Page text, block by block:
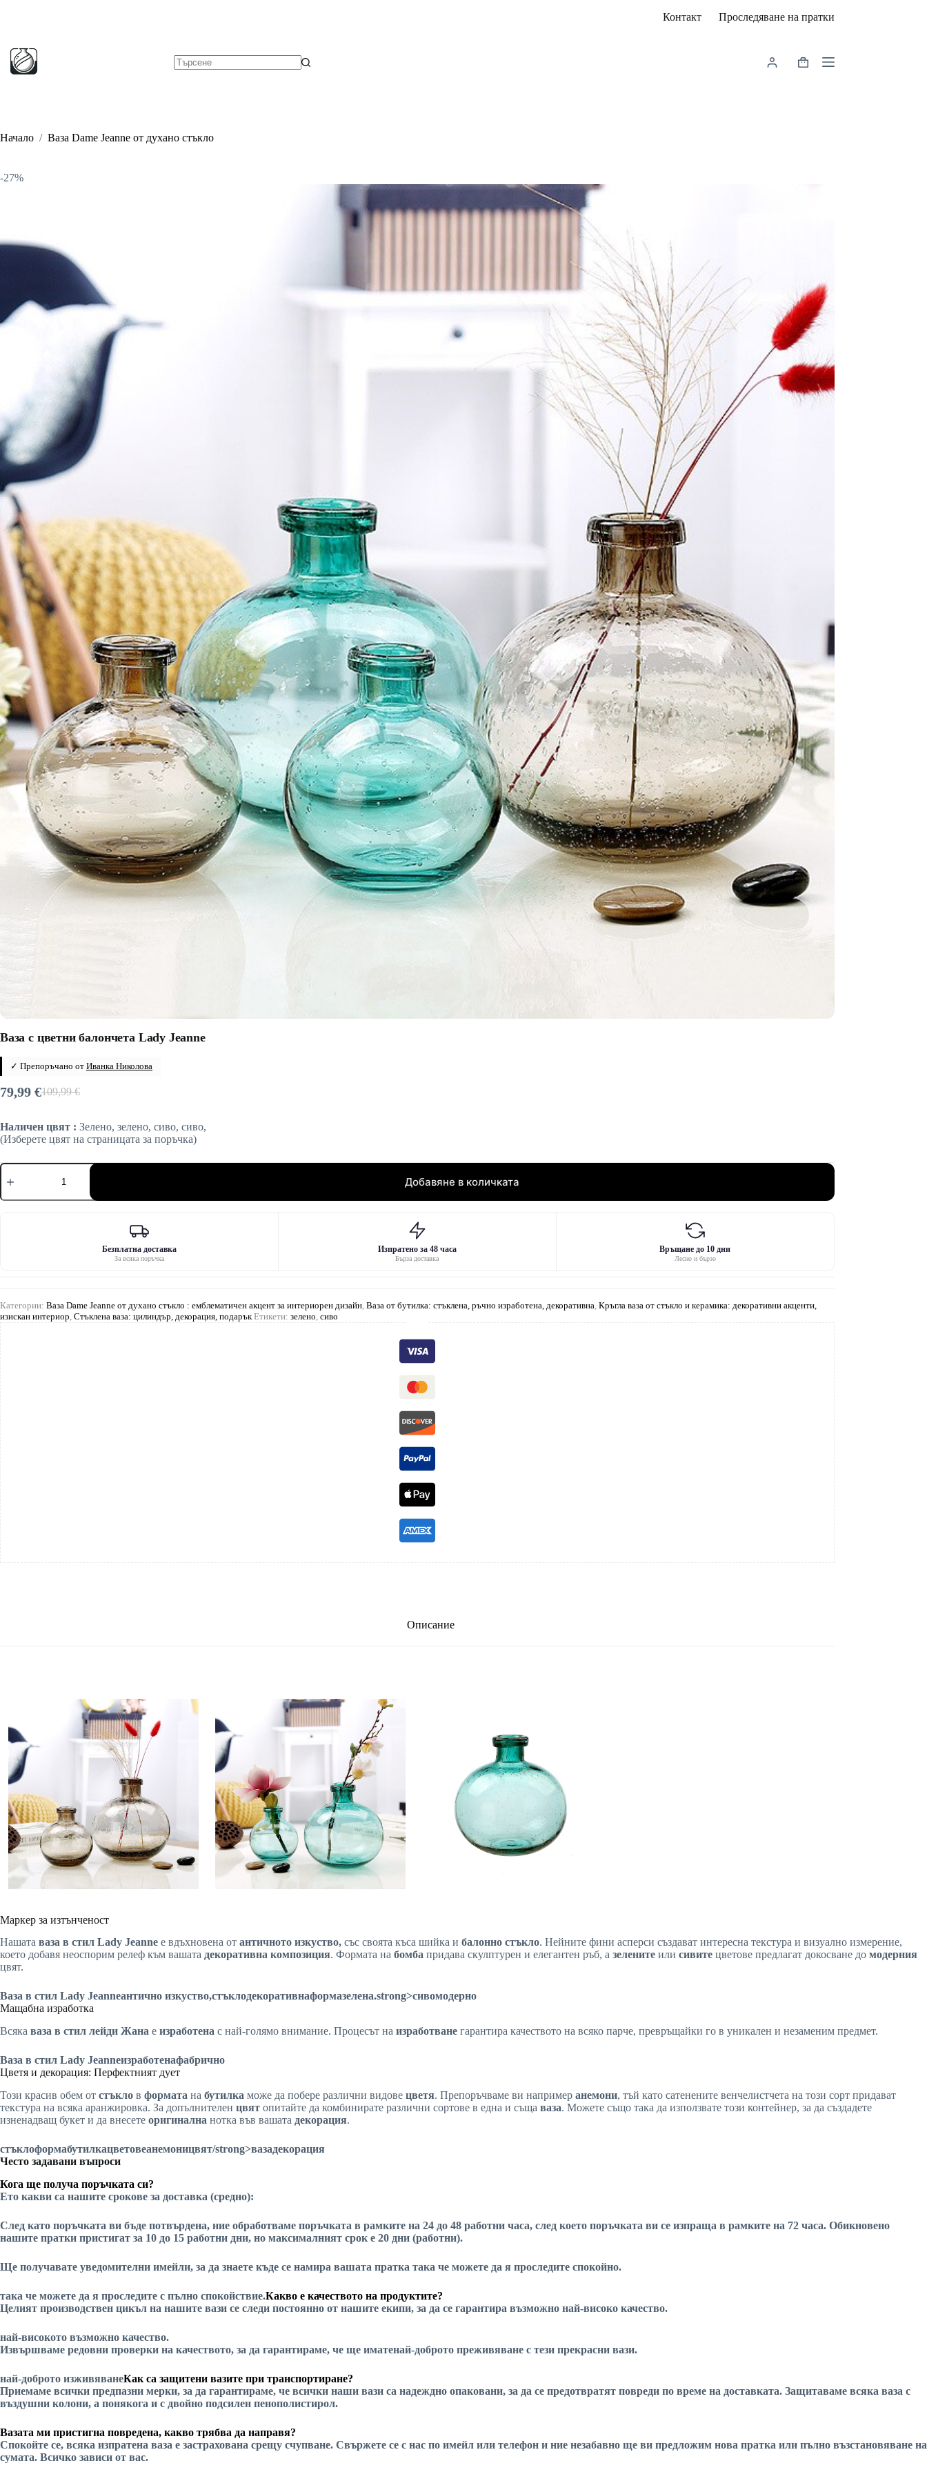
Контакт Проследяване на пратки
Shopping
Начало / Ваза Dame Jeanne от духано стъкло
-27%
Ваза с цветни балончета Lady Jeanne
✓ Препоръчано от Иванка Николова
109,99€
Original
was:
109,99 €.
79,99 €Текущата
е:
79,99 €.
Наличен цвят : Зелено, зелено, сиво, сиво,
(Изберете цвят на страницата за поръчка)
количество
за
с
Добавяне в количката
Безплатна доставка
За всяка поръчка
Изпратено за 48 часа
Бърза доставка
Връщане до 10 дни
Лесно и бързо
Категории: Ваза Dame Jeanne от духано стъкло : емблематичен акцент за интериорен дизайн Ваза от бутилка: стъклена, ръчно изработена, декоративна Кръгла ваза от стъкло и керамика: декоративни акценти,
изискан интериор Стъклена ваза: цилиндър, декорация, подарък Етикети: зелено сиво
Описание
Маркер за изтънченост
Нашата ваза в стил Lady Jeanne е вдъхновена от античното изкуство, със своята къса шийка и балонно стъкло. Нейните фини асперси създават интересна текстура и визуално измерение,
което добавя неоспорим релеф към вашата декоративна композиция. Формата на бомба придава скулптурен и елегантен ръб, а зелените или сивите цветове предлагат докосване до модерния
цвят.
Ваза в стил Lady Jeanneантично изкуство,стъклодекоративнаформазелена.strong>сивомодерно
Мащабна изработка
Всяка ваза в стил лейди Жана е изработена с най-голямо внимание. Процесът на изработване гарантира качеството на всяко парче, превръщайки го в уникален и незаменим предмет.
Ваза в стил Lady Jeanneизработенафабрично
Цветя и декорация: Перфектният дует
Този красив обем от стъкло в формата на бутилка може да побере различни видове цветя. Препоръчваме ви например анемони, тъй като сатенените венчелистчета на този сорт придават
текстура на всяка аранжировка. За допълнителен цвят опитайте да комбинирате различни сортове в една и съща ваза. Можете също така да използвате този контейнер, за да създадете
изненадващ букет и да внесете оригинална нотка във вашата декорация.
стъклоформабутилкацветовеанемоницвят/strong>вазадекорация
Често задавани въпроси
Кога ще получа поръчката си?
Ето какви са нашите срокове за доставка (средно):
След като поръчката ви бъде потвърдена, ние обработваме поръчката в рамките на 24 до 48 работни часа, след което поръчката ви се изпраща в рамките на 72 часа. Обикновено
нашите пратки пристигат за 10 до 15 работни дни, но максималният срок е 20 дни (работни).
Ще получавате уведомителни имейли, за да знаете къде се намира вашата пратка така че можете да я проследите спокойно.
така че можете да я проследите с пълно спокойствие.Какво е качеството на продуктите?
Целият производствен цикъл на нашите вази се следи постоянно от нашите екипи, за да се гарантира възможно най-високо качество.
най-високото възможно качество.
Извършваме редовни проверки на качеството, за да гарантираме, че ще иматенай-доброто преживяване с тези прекрасни вази.
най-доброто изживяванеКак са защитени вазите при транспортиране?
Приемаме всички предпазни мерки, за да гарантираме, че всички наши вази са надеждно опаковани, за да се предотвратят повреди по време на доставката. Защитаваме всяка ваза с
въздушни колони, а понякога и с двойно подсилен пенополистирол.
Вазата ми пристигна повредена, какво трябва да направя?
Спокойте се, всяка изпратена ваза е застрахована срещу счупване. Свържете се с нас по имейл или телефон и ние незабавно ще ви предложим нова пратка или пълно възстановяване на
сумата. Всичко зависи от вас.